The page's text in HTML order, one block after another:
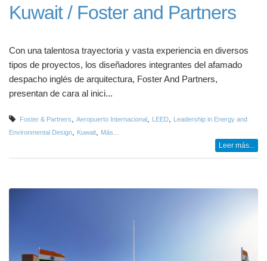
Kuwait / Foster and Partners
Con una talentosa trayectoria y vasta experiencia en diversos
tipos de proyectos, los diseñadores integrantes del afamado
despacho inglés de arquitectura, Foster And Partners,
presentan de cara al inici...
Foster & Partners Aeropuerto Internacional LEED
Leadership in Energy and
Environmental Design
Kuwait Más...
Leer más...